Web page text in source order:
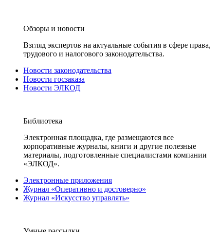
Обзоры и новости
Взгляд экспертов на актуальные события в сфере права,
трудового и налогового законодательства.
Новости законодательства
Новости госзаказа
Новости ЭЛКОД
Библиотека
Электронная площадка, где размещаются все
корпоративные журналы, книги и другие полезные
материалы, подготовленные специалистами компании
«ЭЛКОД».
Электронные приложения
Журнал «Оперативно и достоверно»
Журнал «Искусство управлять»